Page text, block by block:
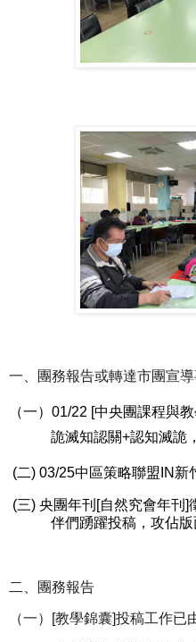
一、團務報告或轉達市團宣
（一） 01/22 [中央團課程與
詭滅知認關+認知滅詭
(二) 03/25中區策略聯盟 IN 新
(三)央團年刊 [自然究會年刊]
伴們踴躍投稿，攻佔版
二、團務報告
（一） [教學錦囊]投稿工作已